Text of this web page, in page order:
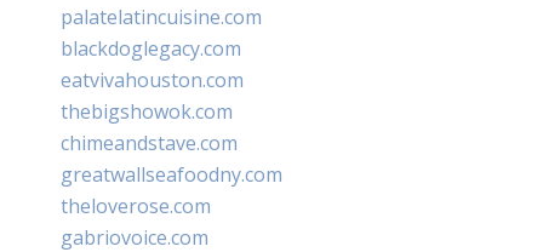
palatelatincuisine.com
blackdoglegacy.com
eatvivahouston.com
thebigshowok.com
chimeandstave.com
greatwallseafoodny.com
theloverose.com
gabriovoice.com